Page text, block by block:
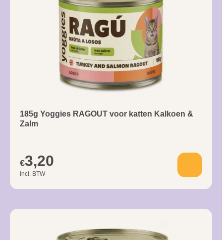
185g Yoggies RAGOUT voor katten Kalkoen &
Zalm
€3,20
Incl. BTW